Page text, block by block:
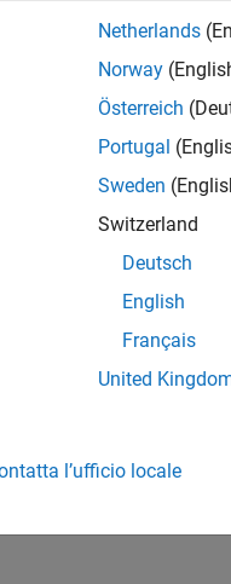
Netherlands
Norway
Österreich
Portugal
Sweden
Switzerland
Deutsch
English
Français
United
l’ufficio locale